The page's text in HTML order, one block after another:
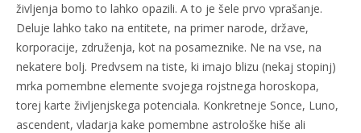
življenja bomo to lahko opazili. A to je šele prvo vprašanje.
Deluje lahko tako na entitete, na primer narode, države,
korporacije, združenja, kot na posameznike. Ne na vse, na
nekatere bolj. Predvsem na tiste, ki imajo blizu (nekaj stopinj)
mrka pomembne elemente svojega rojstnega horoskopa,
torej karte življenjskega potenciala. Konkretneje Sonce, Luno,
ascendent, vladarja kake pomembne astrološke hiše ali